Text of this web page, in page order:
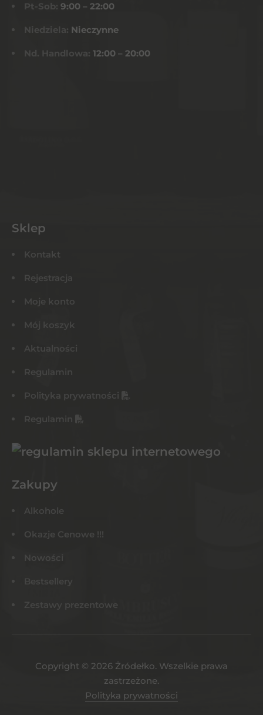
Pt-Sob: 9:00 – 22:00
Niedziela: Nieczynne
Nd. Handlowa: 12:00 – 20:00
Sklep
Kontakt
Rejestracja
Moje konto
Mój koszyk
Aktualności
Regulamin
Polityka prywatności
Regulamin
Zakupy
Alkohole
Okazje Cenowe !!!
Nowości
Bestsellery
Zestawy prezentowe
Copyright © 2026 Żródełko. Wszelkie prawa
zastrzeżone.
Polityka prywatności